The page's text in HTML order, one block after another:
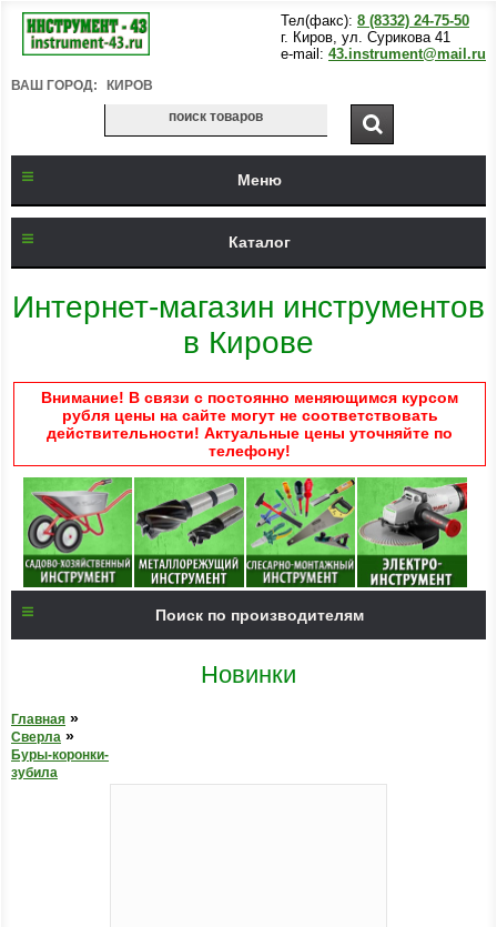
Тел(факс): 8 (8332) 24-75-50
г. Киров, ул. Сурикова 41
e-mail: 43.instrument@mail.ru
ВАШ ГОРОД: КИРОВ
Меню
Каталог
Интернет-магазин инструментов
в Кирове
Внимание! В связи с постоянно меняющимся курсом
рубля цены на сайте могут не соответствовать
действительности! Актуальные цены уточняйте по
телефону!
Поиск по производителям
Новинки
Главная »
Сверла »
Буры-коронки-
зубила